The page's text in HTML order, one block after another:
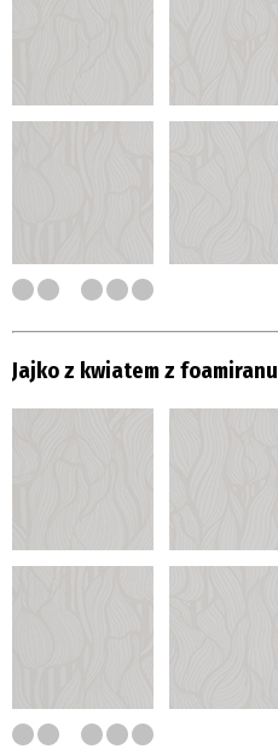
Jajko z kwiatem z foamiranu